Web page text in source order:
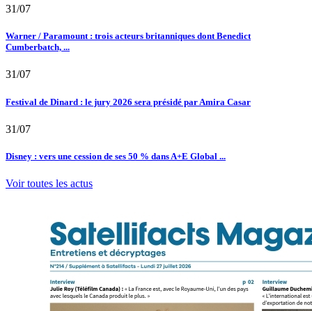
31/07
Warner / Paramount : trois acteurs britanniques dont Benedict
Cumberbatch, ...
31/07
Festival de Dinard : le jury 2026 sera présidé par Amira Casar
31/07
Disney : vers une cession de ses 50 % dans A+E Global ...
Voir toutes les actus